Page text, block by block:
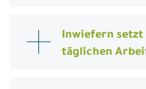
Inwiefern
täglichen